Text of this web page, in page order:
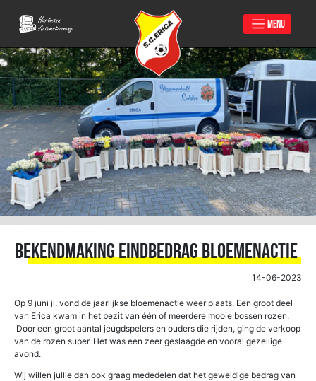
Skip
to
content
MENU
Bekendmaking eindbedrag bloemenactie
14-06-2023
Op 9 juni jl. vond de jaarlijkse bloemenactie weer plaats. Een groot deel
van Erica kwam in het bezit van één of meerdere mooie bossen rozen.
Door een groot aantal jeugdspelers en ouders die rijden, ging de verkoop
van de rozen super. Het was een zeer geslaagde en vooral gezellige
avond.
Wij willen jullie dan ook graag mededelen dat het geweldige bedrag van